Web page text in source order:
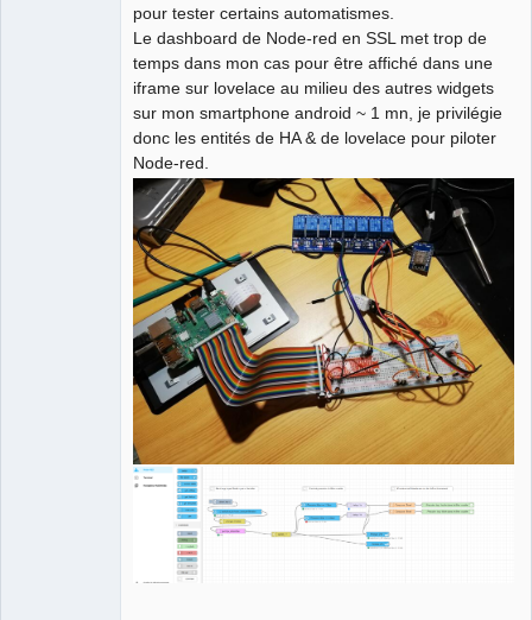
pour tester certains automatismes.
Le dashboard de Node-red en SSL met trop de
temps dans mon cas pour être affiché dans une
iframe sur lovelace au milieu des autres widgets
sur mon smartphone android ~ 1 mn, je privilégie
donc les entités de HA & de lovelace pour piloter
Node-red.